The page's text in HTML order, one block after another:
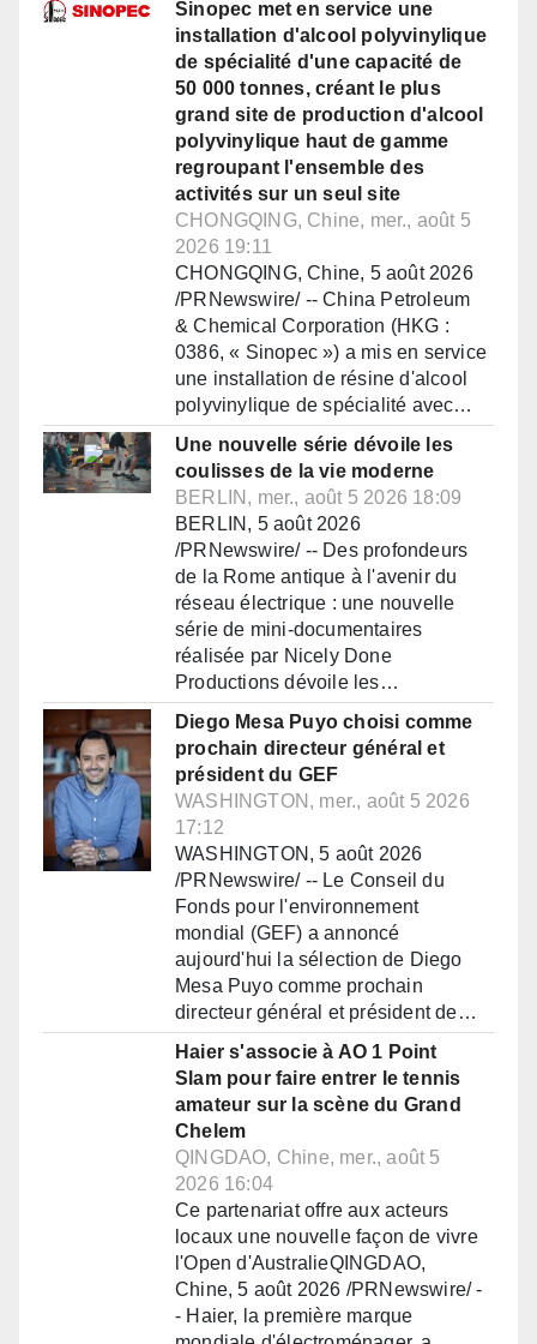
Sinopec met en service une
installation d'alcool polyvinylique
de spécialité d'une capacité de
50 000 tonnes, créant le plus
grand site de production d'alcool
polyvinylique haut de gamme
regroupant l'ensemble des
activités sur un seul site
CHONGQING, Chine, mer., août 5
2026 19:11
CHONGQING, Chine, 5 août 2026
/PRNewswire/ -- China Petroleum
& Chemical Corporation (HKG :
0386, « Sinopec ») a mis en service
une installation de résine d'alcool
polyvinylique de spécialité avec…
Une nouvelle série dévoile les
coulisses de la vie moderne
BERLIN, mer., août 5 2026 18:09
BERLIN, 5 août 2026
/PRNewswire/ -- Des profondeurs
de la Rome antique à l'avenir du
réseau électrique : une nouvelle
série de mini-documentaires
réalisée par Nicely Done
Productions dévoile les…
Diego Mesa Puyo choisi comme
prochain directeur général et
président du GEF
WASHINGTON, mer., août 5 2026
17:12
WASHINGTON, 5 août 2026
/PRNewswire/ -- Le Conseil du
Fonds pour l'environnement
mondial (GEF) a annoncé
aujourd'hui la sélection de Diego
Mesa Puyo comme prochain
directeur général et président de…
Haier s'associe à AO 1 Point
Slam pour faire entrer le tennis
amateur sur la scène du Grand
Chelem
QINGDAO, Chine, mer., août 5
2026 16:04
Ce partenariat offre aux acteurs
locaux une nouvelle façon de vivre
l'Open d'AustralieQINGDAO,
Chine, 5 août 2026 /PRNewswire/ -
- Haier, la première marque